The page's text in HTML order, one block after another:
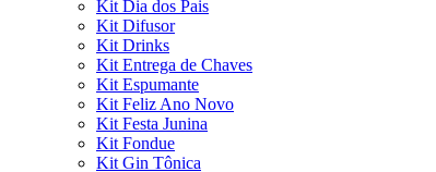
Kit Dia dos Pais
Kit Difusor
Kit Drinks
Kit Entrega de Chaves
Kit Espumante
Kit Feliz Ano Novo
Kit Festa Junina
Kit Fondue
Kit Gin Tônica